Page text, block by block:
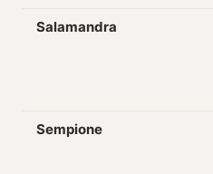
Salamandra
Sempione